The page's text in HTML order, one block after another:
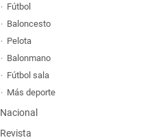
Fútbol
Baloncesto
Pelota
Balonmano
Fútbol sala
Más deporte
Nacional
Revista